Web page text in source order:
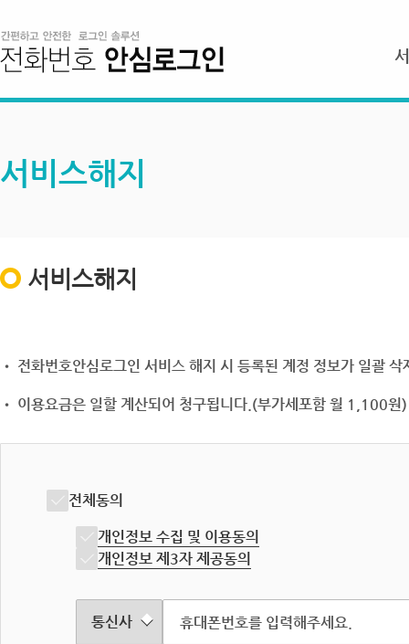
서비스해지
서비스해지
• 전화번호안심로그인 서비스 해지 시 등록된 계정 정보가 일괄
• 이용요금은 일할 계산되어 청구됩니다.(부가세포함 월 1,100원)
전체동의
개인정보 수집 및 이용동의
개인정보 제3자 제공동의